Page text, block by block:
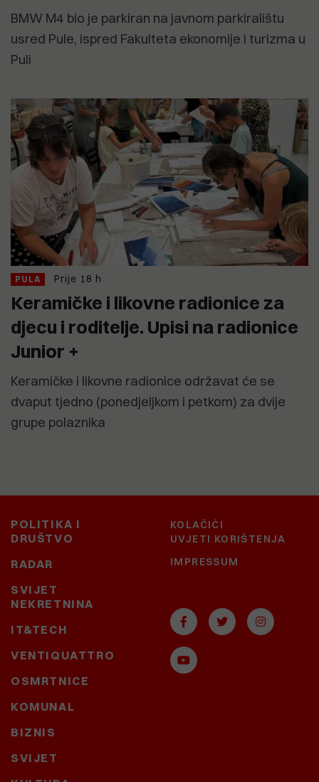
BMW M4 bio je parkiran na javnom parkiralištu
usred Pule, ispred Fakulteta ekonomije i turizma u
Puli
PULA Prije 18 h
Keramičke i likovne radionice za
djecu i roditelje. Upisi na radionice
Junior +
Keramičke i likovne radionice održavat će se
dvaput tjedno (ponedjeljkom i petkom) za dvije
grupe polaznika
POLITIKA I
DRUŠTVO
RADAR
SVIJET
NEKRETNINA
IT&TECH
VENTIQUATTRO
OSMRTNICE
KOMUNAL
BIZNIS
SVIJET
KOLAČIĆI
UVJETI KORIŠTENJA
IMPRESSUM